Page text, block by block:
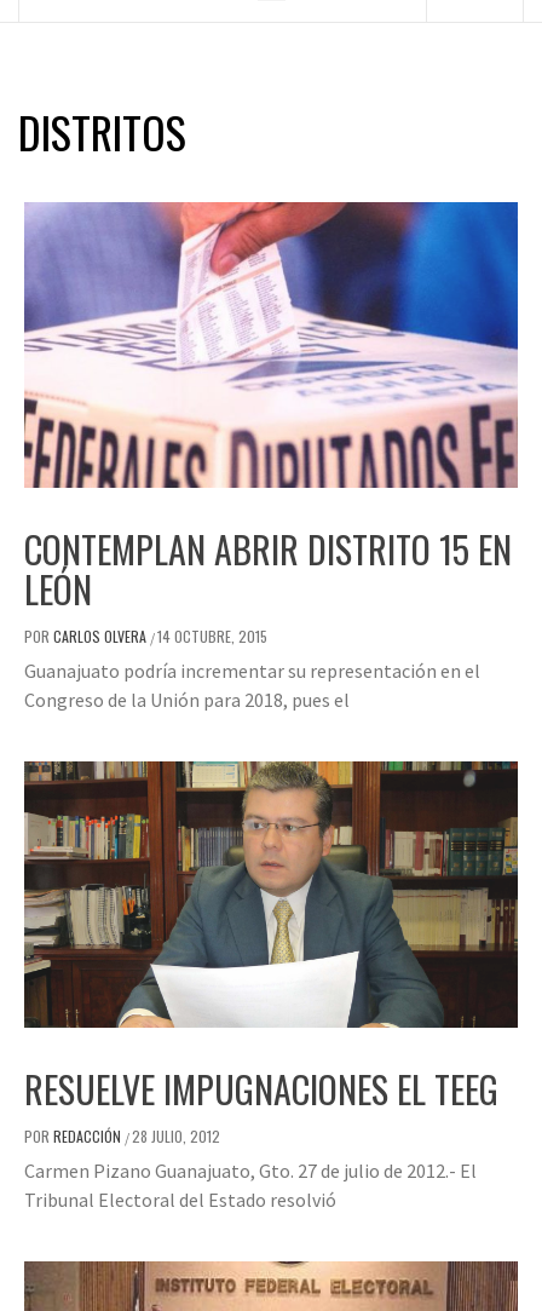
DISTRITOS
CONTEMPLAN ABRIR DISTRITO 15 EN
LEÓN
POR CARLOS OLVERA /14 OCTUBRE, 2015
Guanajuato podría incrementar su representación en el
Congreso de la Unión para 2018, pues el
RESUELVE IMPUGNACIONES EL TEEG
POR REDACCIÓN /28 JULIO, 2012
Carmen Pizano Guanajuato, Gto. 27 de julio de 2012.- El
Tribunal Electoral del Estado resolvió